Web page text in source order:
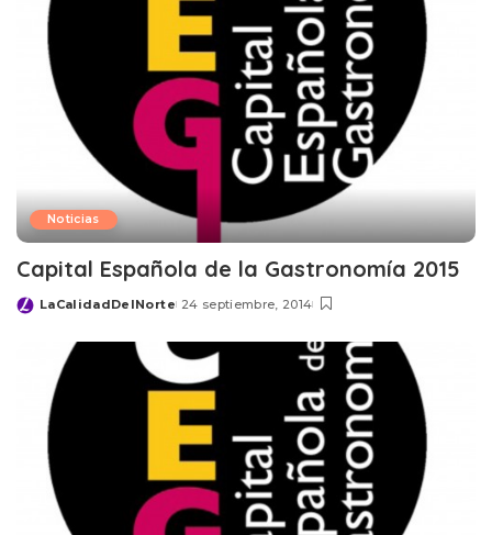
Noticias
Capital Española de la Gastronomía 2015
Posted
LaCalidadDelNorte 24 septiembre, 2014